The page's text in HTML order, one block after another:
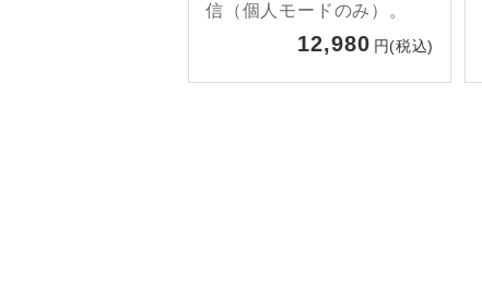
信（個人モードのみ）。
12,980 円(税込)